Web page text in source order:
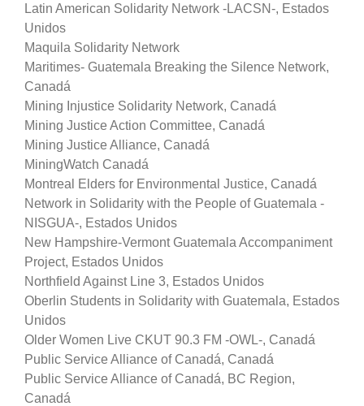
Latin American Solidarity Network -LACSN-, Estados
Unidos
Maquila Solidarity Network
Maritimes- Guatemala Breaking the Silence Network,
Canadá
Mining Injustice Solidarity Network, Canadá
Mining Justice Action Committee, Canadá
Mining Justice Alliance, Canadá
MiningWatch Canadá
Montreal Elders for Environmental Justice, Canadá
Network in Solidarity with the People of Guatemala -
NISGUA-, Estados Unidos
New Hampshire-Vermont Guatemala Accompaniment
Project, Estados Unidos
Northfield Against Line 3, Estados Unidos
Oberlin Students in Solidarity with Guatemala, Estados
Unidos
Older Women Live CKUT 90.3 FM -OWL-, Canadá
Public Service Alliance of Canadá, Canadá
Public Service Alliance of Canadá, BC Region,
Canadá